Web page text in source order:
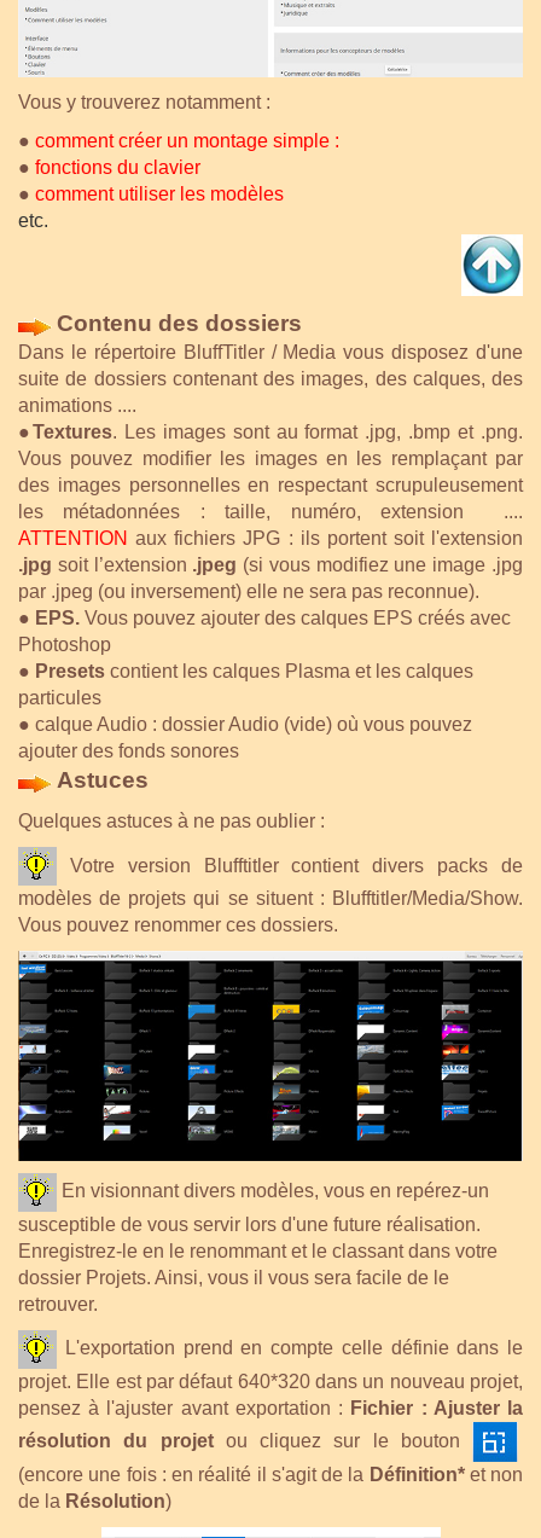
Vous y trouverez notamment :
● comment créer un montage simple :
● fonctions du clavier
● comment utiliser les modèles
etc.
Contenu des dossiers
Dans le répertoire BluffTitler / Media vous disposez d'une
suite de dossiers contenant des images, des calques, des
animations ....
●Textures. Les images sont au format .jpg, .bmp et .png.
Vous pouvez modifier les images en les remplaçant par
des images personnelles en respectant scrupuleusement
les métadonnées : taille, numéro, extension ....
ATTENTION aux fichiers JPG : ils portent soit l'extension
.jpg soit l’extension .jpeg (si vous modifiez une image .jpg
par .jpeg (ou inversement) elle ne sera pas reconnue).
● EPS. Vous pouvez ajouter des calques EPS créés avec
Photoshop
● Presets contient les calques Plasma et les calques
particules
● calque Audio : dossier Audio (vide) où vous pouvez
ajouter des fonds sonores
Astuces
Quelques astuces à ne pas oublier :
Votre version Blufftitler contient divers packs de
modèles de projets qui se situent : Blufftitler/Media/Show.
Vous pouvez renommer ces dossiers.
En visionnant divers modèles, vous en repérez-un
susceptible de vous servir lors d'une future réalisation.
Enregistrez-le en le renommant et le classant dans votre
dossier Projets. Ainsi, vous il vous sera facile de le
retrouver.
L'exportation prend en compte celle définie dans le
projet. Elle est par défaut 640*320 dans un nouveau projet,
pensez à l'ajuster avant exportation : Fichier : Ajuster la
résolution du projet ou cliquez sur le bouton
(encore une fois : en réalité il s'agit de la Définition*et non
de la Résolution)